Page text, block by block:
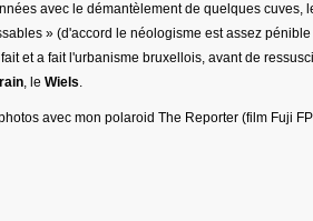
avec le démantèlement de quelques cuves,
» (d'accord le néologisme est assez
et a fait l'urbanisme bruxellois, avant de
, le Wiels.
avec mon polaroid The Reporter (film Fuji